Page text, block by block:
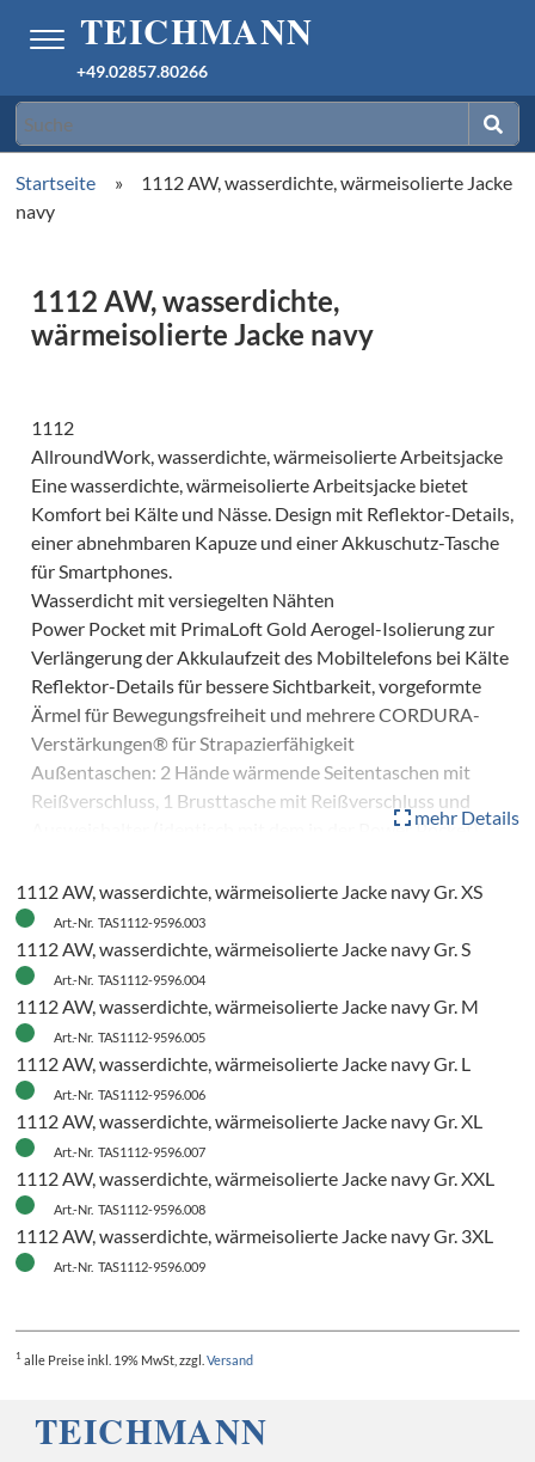
+49.02857.80266
Startseite »
1112 AW, wasserdichte, wärmeisolierte Jacke
navy
1112 AW, wasserdichte,
wärmeisolierte Jacke navy
1112
AllroundWork, wasserdichte, wärmeisolierte Arbeitsjacke
Eine wasserdichte, wärmeisolierte Arbeitsjacke bietet
Komfort bei Kälte und Nässe. Design mit Reflektor-Details,
einer abnehmbaren Kapuze und einer Akkuschutz-Tasche
für Smartphones.
Wasserdicht mit versiegelten Nähten
Power Pocket mit PrimaLoft Gold Aerogel-Isolierung zur
Verlängerung der Akkulaufzeit des Mobiltelefons bei Kälte
Reflektor-Details für bessere Sichtbarkeit, vorgeformte
Ärmel für Bewegungsfreiheit und mehrere CORDURA-
Verstärkungen® für Strapazierfähigkeit
Außentaschen: 2 Hände wärmende Seitentaschen mit
Reißverschluss, 1 Brusttasche mit Reißverschluss und
Ausweishalter (identisch mit dem in der Power Pocket)
Reißverschlusstasche, 1 seitliche Netztasche, 1 zusätzliches
Staufach
Mit PFAS-freier DWR-Imprägnierung
Grösse
XS–XXL
mehr Details
1112 AW, wasserdichte, wärmeisolierte Jacke navy Gr. XS
Art.-Nr. TAS1112-9596.003
1112 AW, wasserdichte, wärmeisolierte Jacke navy Gr. S
Art.-Nr. TAS1112-9596.004
1112 AW, wasserdichte, wärmeisolierte Jacke navy Gr. M
Art.-Nr. TAS1112-9596.005
1112 AW, wasserdichte, wärmeisolierte Jacke navy Gr. L
Art.-Nr. TAS1112-9596.006
1112 AW, wasserdichte, wärmeisolierte Jacke navy Gr. XL
Art.-Nr. TAS1112-9596.007
1112 AW, wasserdichte, wärmeisolierte Jacke navy Gr. XXL
Art.-Nr. TAS1112-9596.008
1112 AW, wasserdichte, wärmeisolierte Jacke navy Gr. 3XL
Art.-Nr. TAS1112-9596.009
1 alle Preiseinkl. 19% MwSt, zzgl. Versand